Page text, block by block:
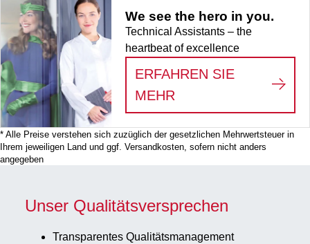
We see the hero in you.
Technical Assistants – the
heartbeat of excellence
ERFAHREN SIE
MEHR
WE SEE THE
* Alle Preise verstehen sich zuzüglich der gesetzlichen Mehrwertsteuer in
Ihrem jeweiligen Land und ggf. Versandkosten, sofern nicht anders
angegeben
Unser Qualitätsversprechen
Transparentes Qualitätsmanagement